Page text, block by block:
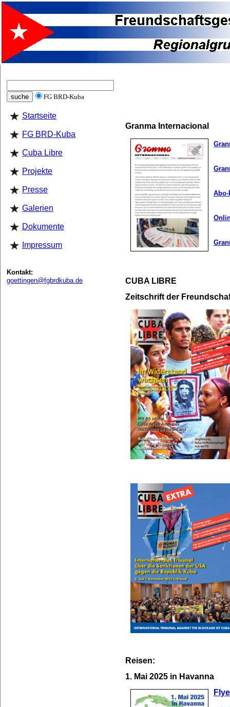
FG BRD-Kuba
Startseite
FG BRD-Kuba
Cuba Libre
Projekte
Presse
Galerien
Dokumente
Impressum
Kontakt:
goettingen@fgbrdkuba.de
Granma Internacional
CUBA LIBRE
Zeitschrift der
Reisen:
1. Mai 2025 in Havanna